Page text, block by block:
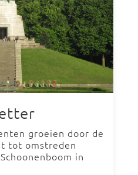
groeien door de
tot omstreden
in